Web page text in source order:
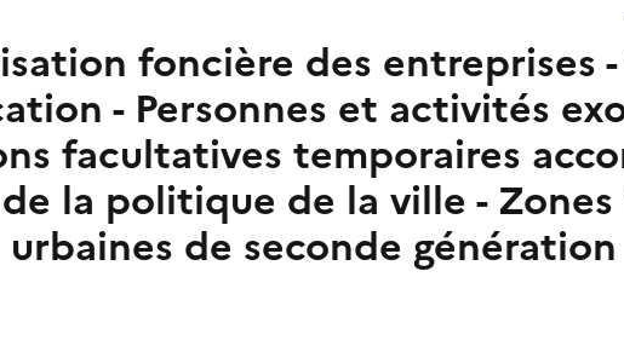
foncière des entreprises
- Personnes et activités
facultatives temporaires
la politique de la ville -
urbaines de seconde génération